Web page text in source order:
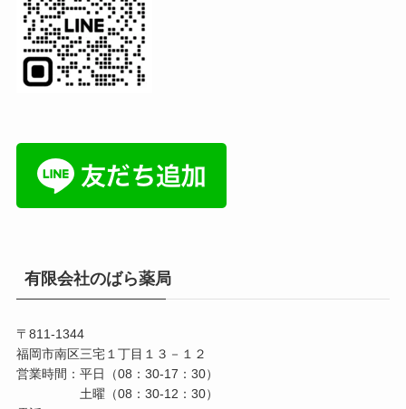
有限会社のばら薬局
〒811-1344
福岡市南区三宅１丁目１３－１２
営業時間：平日（08：30-17：30）
土曜（08：30-12：30）